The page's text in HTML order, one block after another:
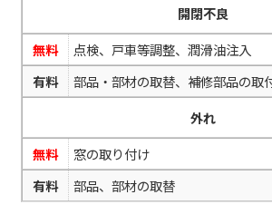
開閉不良
無料
点検、戸車等調整、潤滑油注入
有料
部品・部材の取替、補修部品の取
外れ
無料
窓の取り付け
有料
部品、部材の取替